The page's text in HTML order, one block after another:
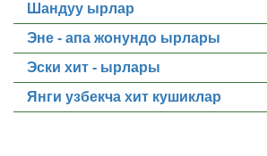
Шандуу ырлар
Эне - апа жонундо ырлары
Эски хит - ырлары
Янги узбекча хит кушиклар